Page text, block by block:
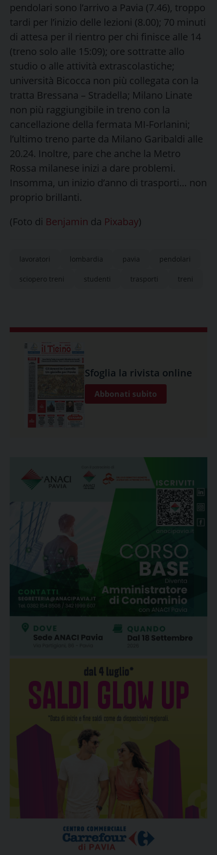
pendolari sono l’arrivo a Pavia (7.46), troppo
tardi per l’inizio delle lezioni (8.00); 70 minuti
di attesa per il rientro per chi finisce alle 14
(treno solo alle 15:09); ore sottratte allo
studio o alle attività extrascolastiche;
università Bicocca non più collegata con la
tratta Bressana – Stradella; Milano Linate
non più raggiungibile in treno con la
cancellazione della fermata MI-Forlanini;
l’ultimo treno parte da Milano Garibaldi alle
20.24. Inoltre, pare che anche la Metro
Rossa milanese inizi a dare problemi.
Insomma, un inizio d’anno di trasporti… non
proprio brillanti.
(Foto di Benjamin da Pixabay)
lavoratori lombardia pavia pendolari
sciopero treni studenti trasporti treni
Sfoglia la rivista online
Abbonati subito